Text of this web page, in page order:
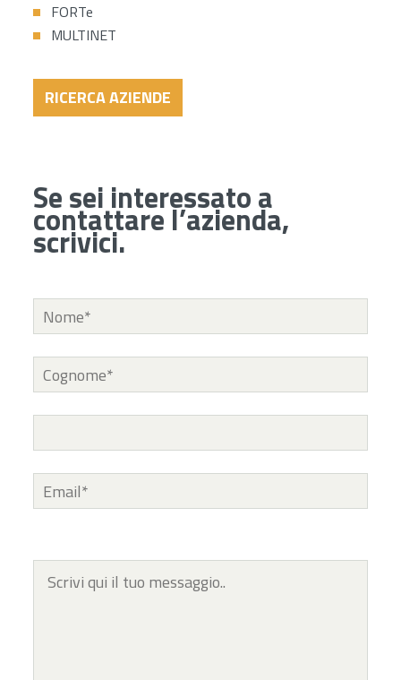
FORTe
MULTINET
RICERCA AZIENDE
Se sei interessato a
contattare l’azienda,
scrivici.